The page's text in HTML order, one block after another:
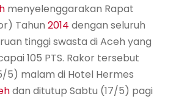
menyelenggarakan Rapat
Tahun 2014 dengan seluruh
tinggi swasta di Aceh yang
105 PTS. Rakor tersebut
5) malam di Hotel Hermes
dan ditutup Sabtu (17/5) pagi